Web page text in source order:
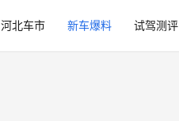
河北车市 新车爆料 试驾测评